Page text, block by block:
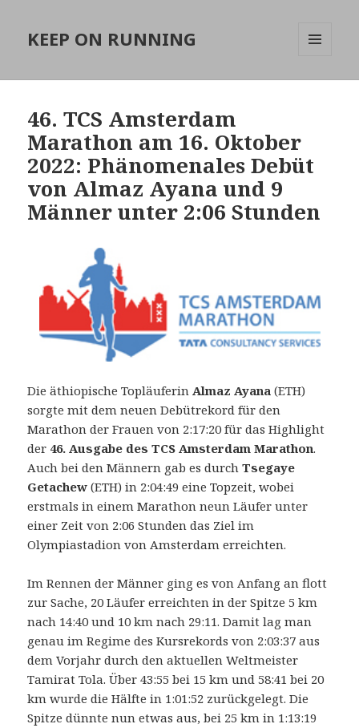
KEEP ON RUNNING
46. TCS Amsterdam
Marathon am 16. Oktober
2022: Phänomenales Debüt
von Almaz Ayana und 9
Männer unter 2:06 Stunden
Die äthiopische TopläuferinAlmaz Ayana (ETH)
sorgte mit dem neuen Debütrekord für den
Marathon der Frauen von 2:17:20 für das Highlight
der 46. Ausgabe des TCS Amsterdam Marathon.
Auch bei den Männern gab es durchTsegaye
Getachew (ETH) in 2:04:49 eine Topzeit, wobei
erstmals in einem Marathon neun Läufer unter
einer Zeit von 2:06 Stunden das Ziel im
Olympiastadion von Amsterdam erreichten.
Im Rennen der Männer ging es von Anfang an flott
zur Sache, 20 Läufer erreichten in der Spitze 5 km
nach 14:40 und 10 km nach 29:11. Damit lag man
genau im Regime des Kursrekords von 2:03:37 aus
dem Vorjahr durch den aktuellen Weltmeister
Tamirat Tola. Über 43:55 bei 15 km und 58:41 bei 20
km wurde die Hälfte in 1:01:52 zurückgelegt. Die
Spitze dünnte nun etwas aus, bei 25 km in 1:13:19